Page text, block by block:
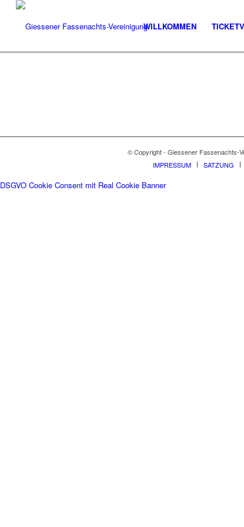
WILLKOMMEN
© Copyright - Giessener Fassenachts-
IMPRESSUM
SATZUNG
DSGVO Cookie Consent mit Real Cookie Banner